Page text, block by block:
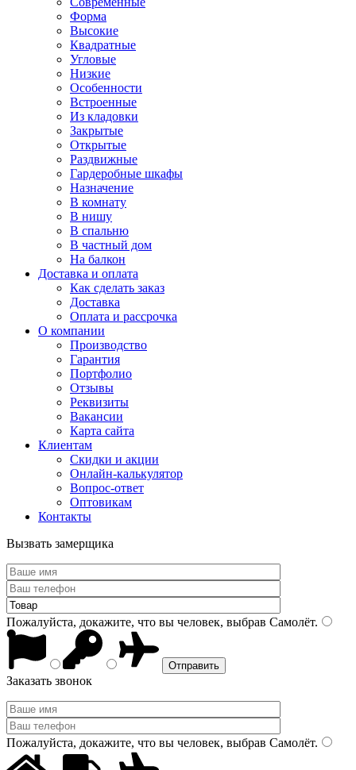
Форма
Высокие
Квадратные
Угловые
Низкие
Особенности
Встроенные
Из кладовки
Закрытые
Открытые
Раздвижные
Гардеробные шкафы
Назначение
В комнату
В нишу
В спальню
В частный дом
На балкон
Доставка и оплата
Как сделать заказ
Доставка
Оплата и рассрочка
О компании
Производство
Гарантия
Портфолио
Отзывы
Реквизиты
Вакансии
Карта сайта
Клиентам
Скидки и акции
Онлайн-калькулятор
Вопрос-ответ
Оптовикам
Контакты
Вызвать замерщика
Пожалуйста, докажите, что вы человек, выбрав Самолёт.
Заказать звонок
Пожалуйста, докажите, что вы человек, выбрав Самолёт.